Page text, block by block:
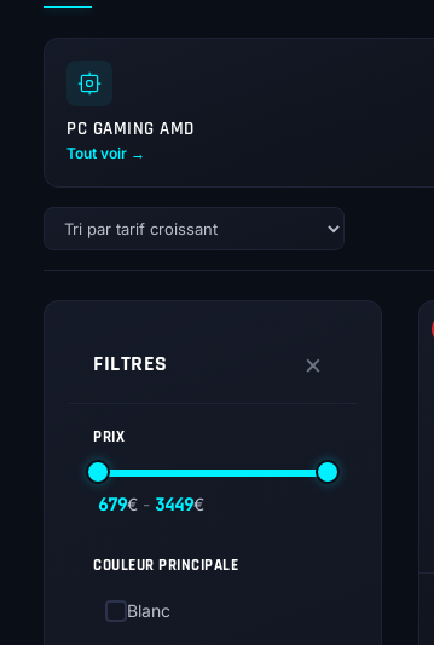
PC GAMING AMD
Tout voir →
FILTRES ×
PRIX
679€ - 3449€
COULEUR PRINCIPALE
Blanc